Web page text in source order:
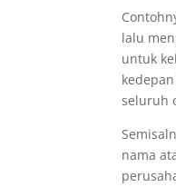
lalu
untuk
seluruh
nama